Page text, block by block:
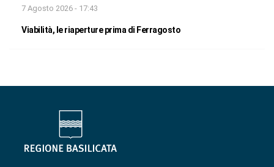
7 Agosto 2026 - 17:43
Viabilità, le riaperture prima di Ferragosto